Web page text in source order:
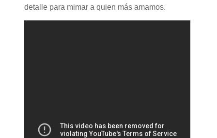
detalle para mimar a quien más amamos.